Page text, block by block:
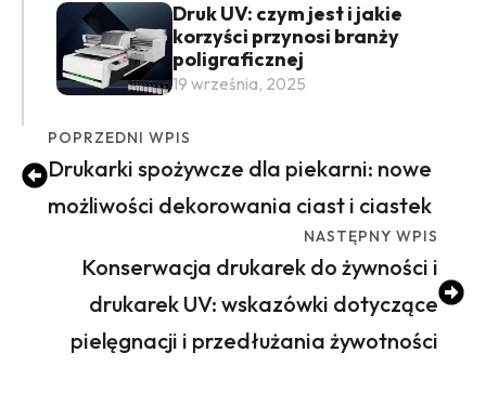
Druk UV: czym jest i jakie
korzyści przynosi branży
poligraficznej
19 września, 2025
POPRZEDNI WPIS
Drukarki spożywcze dla piekarni: nowe
możliwości dekorowania ciast i ciastek
NASTĘPNY WPIS
Konserwacja drukarek do żywności i
drukarek UV: wskazówki dotyczące
pielęgnacji i przedłużania żywotności